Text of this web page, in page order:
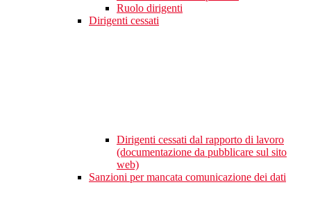
Ruolo dirigenti
Dirigenti cessati
Dirigenti cessati dal rapporto di lavoro
(documentazione da pubblicare sul sito
web)
Sanzioni per mancata comunicazione dei dati